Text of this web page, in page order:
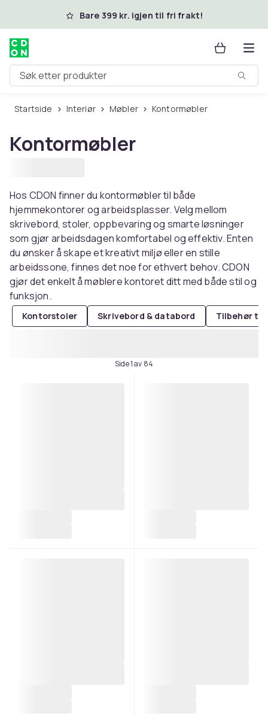
Hopp til hovedinnholdBare 399 kr. igjen til fri frakt!
Søk etter produkter
Startside Interiør Møbler Kontormøbler
Kontormøbler
Hos CDON finner du kontormøbler til både
hjemmekontorer og arbeidsplasser. Velg mellom
skrivebord, stoler, oppbevaring og smarte løsninger
som gjør arbeidsdagen komfortabel og effektiv. Enten
du ønsker å skape et kreativt miljø eller en stille
arbeidssone, finnes det noe for ethvert behov. CDON
gjør det enkelt å møblere kontoret ditt med både stil og
funksjon.
Kontorstoler Skrivebord & databord Tilbehør til
Side 1 av 84